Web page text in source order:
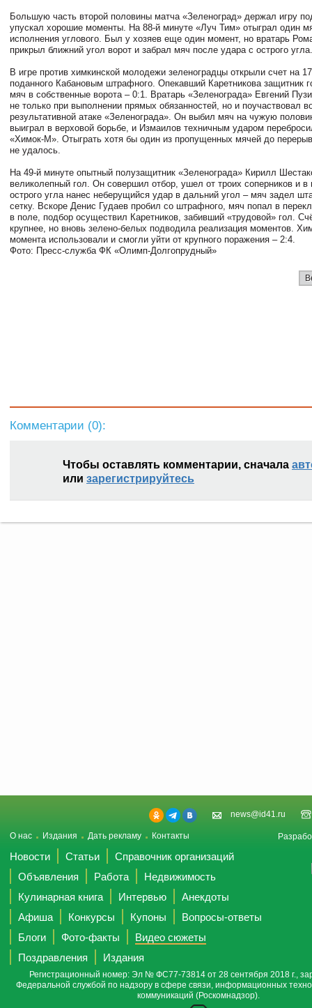
Большую часть второй половины матча «Зеленоград» держал игру
упускал хорошие моменты. На 88-й минуте «Луч Тим» отыграл один
исполнения углового. Был у хозяев еще один момент, но вратарь
прикрыл ближний угол ворот и забрал мяч после удара с острого угла.
В игре против химкинской молодежи зеленоградцы открыли счет на
поданного Кабановым штрафного. Опекавший Каретникова защитник
мяч в собственные ворота – 0:1. Вратарь «Зеленограда» Евгений
не только при выполнении прямых обязанностей, но и поучаствовал
результативной атаке «Зеленограда». Он выбил мяч на чужую
выиграл в верховой борьбе, и Измаилов техничным ударом
«Химок-М». Отыграть хотя бы один из пропущенных мячей до
не удалось.
На 49-й минуте опытный полузащитник «Зеленограда» Кирилл
великолепный гол. Он совершил отбор, ушел от троих соперников и
острого угла нанес неберущийся удар в дальний угол – мяч задел
сетку. Вскоре Денис Гудаев пробил со штрафного, мяч попал в
в поле, подбор осуществил Каретников, забивший «трудовой» гол.
крупнее, но вновь зелено-белых подводила реализация моментов.
момента использовали и смогли уйти от крупного поражения – 2:4.
Фото: Пресс-служба ФК «Олимп-Долгопрудный»
Комментарии (0):
Чтобы оставлять комментарии, сначала
или зарегистрируйтесь
news@id41.ru
О нас Издания Дать рекламу Контакты
Новости Статьи
Справочник организаций
Объявления
Работа
Недвижимость
Кулинарная книга
Интервью
Анекдоты
Афиша
Конкурсы Купоны
Вопросы-ответы
Блоги
Фото-факты
Видео сюжеты
Поздравления
Издания
Регистрационный номер: Эл № ФС77-73814 от 28 сентября 2018 г.,
Федеральной службой по надзору в сфере связи, информационных
коммуникаций (Роскомнадзор).